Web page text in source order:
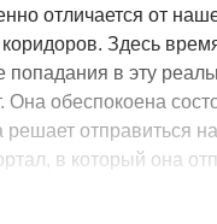
отличается от
Здесь
в эту
Она обеспокоена
отправиться
в который она
усложняет